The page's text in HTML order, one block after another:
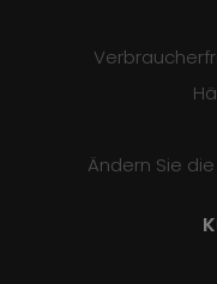
Ändern Sie